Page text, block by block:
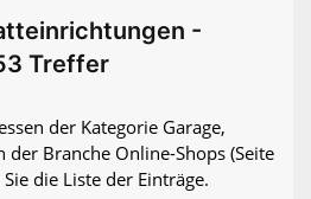
-
Treffer
der Kategorie Garage,
Branche Online-Shops (Seite
die Liste der Einträge.